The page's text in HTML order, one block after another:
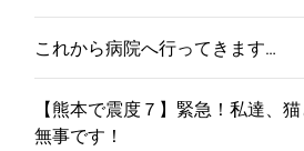
これから病院へ行ってきます…
【熊本で震度７】緊急！私達、
無事です！